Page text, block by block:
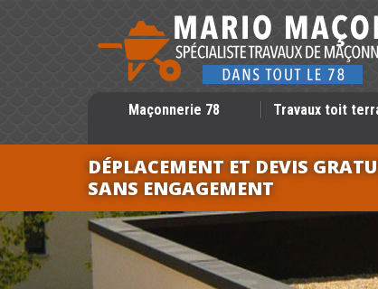
Maçonnerie 78 Travaux toit
DÉPLACEMENT ET DEVIS
SANS ENGAGEMENT